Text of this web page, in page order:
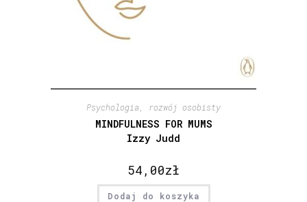
Psychologia, rozwój osobisty
MINDFULNESS FOR MUMS
Izzy Judd
54,00zł
Dodaj do koszyka